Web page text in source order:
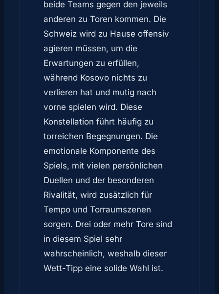
beide Teams gegen den jeweils
anderen zu Toren kommen. Die
Schweiz wird zu Hause offensiv
agieren müssen, um die
Erwartungen zu erfüllen,
während Kosovo nichts zu
verlieren hat und mutig nach
vorne spielen wird. Diese
Konstellation führt häufig zu
torreichen Begegnungen. Die
emotionale Komponente des
Spiels, mit vielen persönlichen
Duellen und der besonderen
Rivalität, wird zusätzlich für
Tempo und Torraumszenen
sorgen. Drei oder mehr Tore sind
in diesem Spiel sehr
wahrscheinlich, weshalb dieser
Wett-Tipp eine solide Wahl ist.